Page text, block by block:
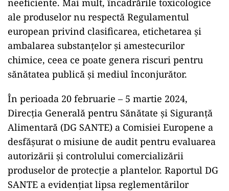
neeficiente. Mai mult, încadrările toxicologice
ale produselor nu respectă Regulamentul
european privind clasificarea, etichetarea și
ambalarea substanțelor și amestecurilor
chimice, ceea ce poate genera riscuri pentru
sănătatea publică și mediul înconjurător.
În perioada 20 februarie – 5 martie 2024,
Direcția Generală pentru Sănătate și Siguranță
Alimentară (DG SANTE) a Comisiei Europene a
desfășurat o misiune de audit pentru evaluarea
autorizării și controlului comercializării
produselor de protecție a plantelor. Raportul DG
SANTE a evidențiat lipsa reglementărilor